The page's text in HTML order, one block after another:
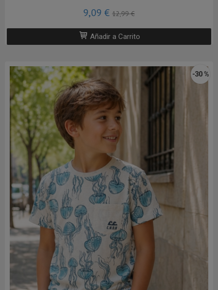
9,09 € 12,99 €
Añadir a Carrito
-30 %